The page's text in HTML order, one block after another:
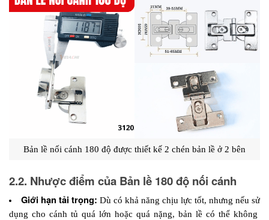
Bản lề nối cánh 180 độ được thiết kế 2 chén bản lề ở 2 bên
2.2. Nhược điểm của Bản lề 180 độ nối cánh
Giới hạn tải trọng: Dù có khả năng chịu lực tốt, nhưng nếu sử
dụng cho cánh tủ quá lớn hoặc quá nặng, bản lề có thể không